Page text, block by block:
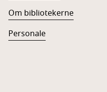
Om bibliotekerne
Personale